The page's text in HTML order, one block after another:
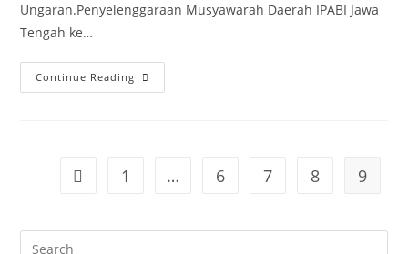
Ungaran.Penyelenggaraan Musyawarah Daerah IPABI Jawa
Tengah ke…
Continue Reading
Ungaran
Penyelenggaraan
Daerah
Go to the previous page
1 … 6 7 8 9
Search